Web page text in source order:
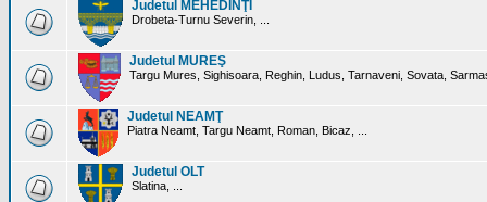
Judetul MEHEDINŢI
Drobeta-Turnu Severin, ...
Judetul MUREŞ
Targu Mures, Sighisoara, Reghin, Ludus, Tarnaveni, Sovata,
Judetul NEAMŢ
Piatra Neamt, Targu Neamt, Roman, Bicaz, ...
Judetul OLT
Slatina, ...